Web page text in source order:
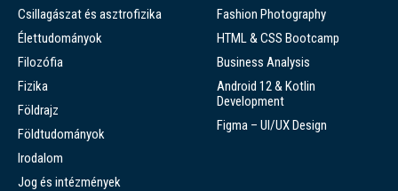
Csillagászat és asztrofizika
Élettudományok
Filozófia
Fizika
Földrajz
Földtudományok
Irodalom
Jog és intézmények
Fashion Photography
HTML & CSS Bootcamp
Business Analysis
Android 12 & Kotlin
Development
Figma – UI/UX Design